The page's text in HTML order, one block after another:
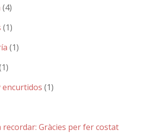
(4)
(1)
(1)
encurtidos (1)
recordar: Gràcies per fer costat